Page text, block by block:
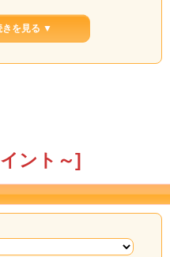
きを見る ▼
ント～]